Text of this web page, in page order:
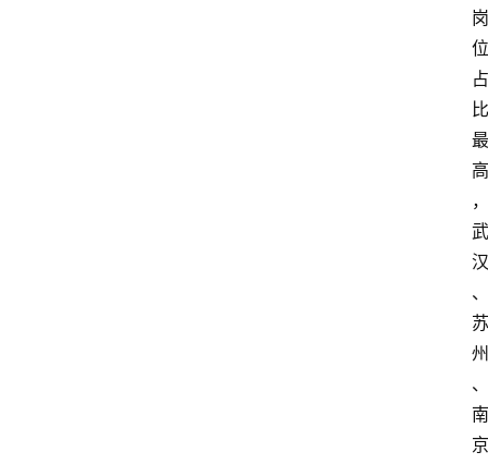
岗
位
占
比
最
高
，
武
汉
、
苏
州
、
南
京